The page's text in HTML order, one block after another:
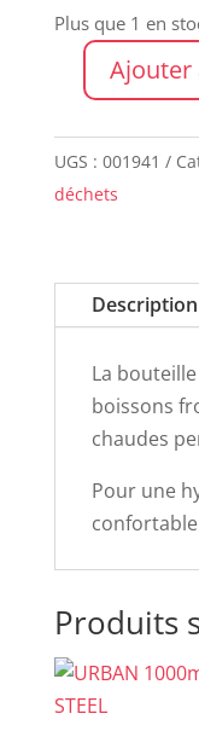
Plus que 1 en
quantité
CLIMA
500ml
Ajouter
UGS : 001941
déchets
Description
La
boissons
chaudes
Pour une
Produits